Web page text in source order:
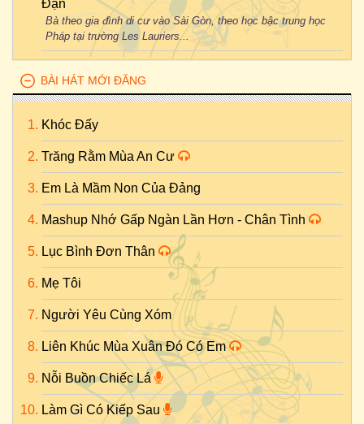
Đận
Bà theo gia đình di cư vào Sài Gòn, theo học bậc trung học
Pháp tại trường Les Lauriers...
BÀI HÁT MỚI ĐĂNG
Khóc Đấy
Trăng Rằm Mùa An Cư
Em Là Mầm Non Của Đảng
Mashup Nhớ Gấp Ngàn Lần Hơn - Chân Tình
Lục Bình Đơn Thân
Mẹ Tôi
Người Yêu Cùng Xóm
Liên Khúc Mùa Xuân Đó Có Em
Nỗi Buồn Chiếc Lá
Làm Gì Có Kiếp Sau